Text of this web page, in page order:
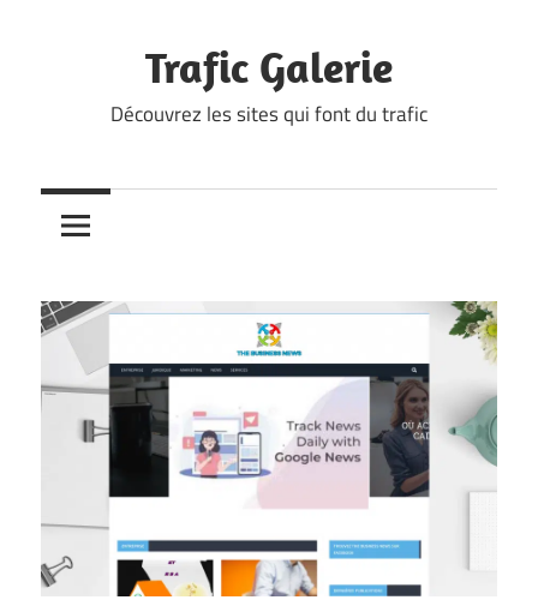
Trafic Galerie
Découvrez les sites qui font du trafic